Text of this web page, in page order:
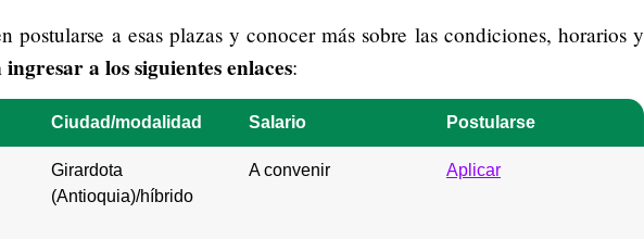
postularse a esas plazas y conocer más sobre las condiciones, horarios y
ingresar a los siguientes enlaces:
Ciudad/modalidad Salario Postularse
Girardota
(Antioquia)/híbrido
A convenir Aplicar